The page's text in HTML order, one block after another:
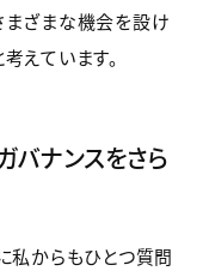
まざまな機会を設け
えています。
バナンスをさら
私からもひとつ質問